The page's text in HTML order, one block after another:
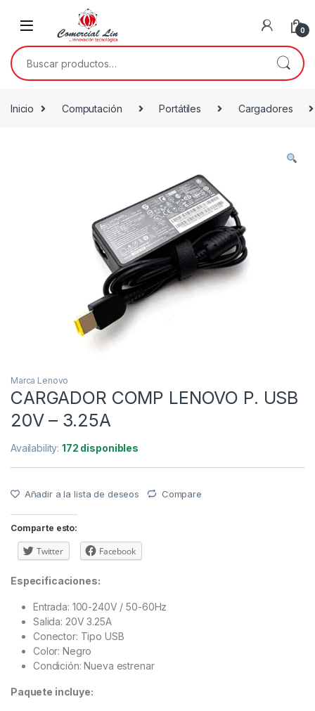
0
Inicio Computación Portátiles Cargadores
Marca Lenovo
CARGADOR COMP LENOVO P. USB
20V – 3.25A
Availability:172 disponibles
Añadir a la lista de deseos Compare
Comparte esto:
Twitter Facebook
Especificaciones:
Entrada: 100-240V / 50-60Hz
Salida: 20V 3.25A
Conector: Tipo USB
Color: Negro
Condición: Nueva estrenar
Paquete incluye: